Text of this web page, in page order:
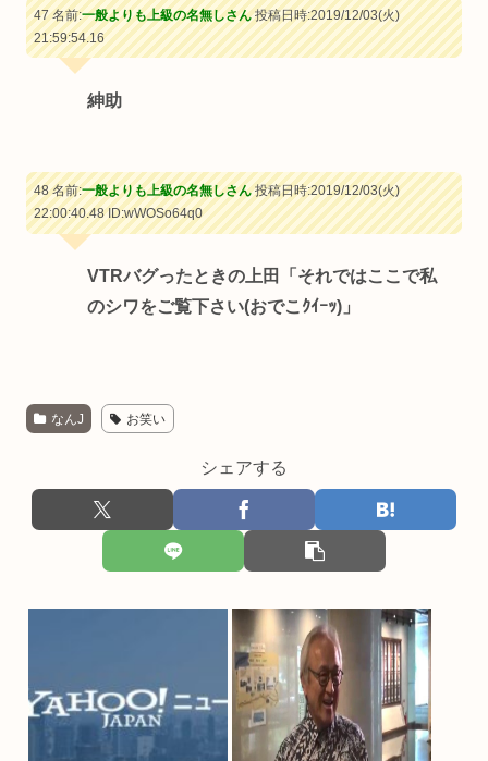
47 名前:一般よりも上級の名無しさん投稿日時:2019/12/03(火)
21:59:54.16
紳助
48 名前:一般よりも上級の名無しさん投稿日時:2019/12/03(火)
22:00:40.48ID:wWOSo64q0
VTRバグったときの上田「それではここで私
のシワをご覧下さい(おでこｸｲｰｯ)」
なんJ お笑い
シェアする